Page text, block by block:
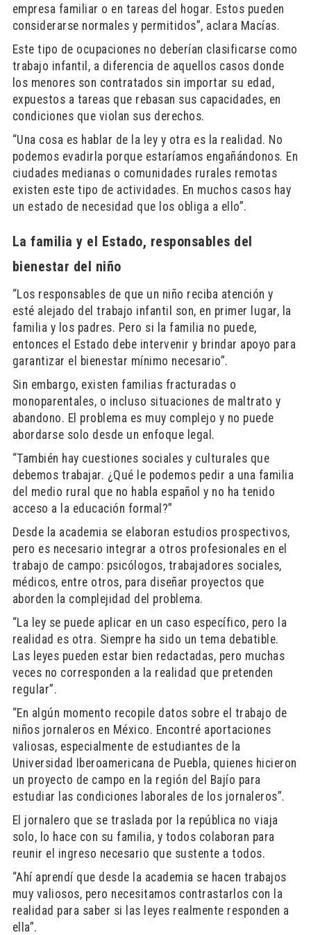
empresa familiar o en tareas del hogar. Estos pueden
considerarse normales y permitidos”, aclara Macías.
Este tipo de ocupaciones no deberían clasificarse como
trabajo infantil, a diferencia de aquellos casos donde
los menores son contratados sin importar su edad,
expuestos a tareas que rebasan sus capacidades, en
condiciones que violan sus derechos.
“Una cosa es hablar de la ley y otra es la realidad. No
podemos evadirla porque estaríamos engañándonos. En
ciudades medianas o comunidades rurales remotas
existen este tipo de actividades. En muchos casos hay
un estado de necesidad que los obliga a ello”.
La familia y el Estado, responsables del
bienestar del niño
“Los responsables de que un niño reciba atención y
esté alejado del trabajo infantil son, en primer lugar, la
familia y los padres. Pero si la familia no puede,
entonces el Estado debe intervenir y brindar apoyo para
garantizar el bienestar mínimo necesario”.
Sin embargo, existen familias fracturadas o
monoparentales, o incluso situaciones de maltrato y
abandono. El problema es muy complejo y no puede
abordarse solo desde un enfoque legal.
“También hay cuestiones sociales y culturales que
debemos trabajar. ¿Qué le podemos pedir a una familia
del medio rural que no habla español y no ha tenido
acceso a la educación formal?”
Desde la academia se elaboran estudios prospectivos,
pero es necesario integrar a otros profesionales en el
trabajo de campo: psicólogos, trabajadores sociales,
médicos, entre otros, para diseñar proyectos que
aborden la complejidad del problema.
“La ley se puede aplicar en un caso específico, pero la
realidad es otra. Siempre ha sido un tema debatible.
Las leyes pueden estar bien redactadas, pero muchas
veces no corresponden a la realidad que pretenden
regular”.
“En algún momento recopile datos sobre el trabajo de
niños jornaleros en México. Encontré aportaciones
valiosas, especialmente de estudiantes de la
Universidad Iberoamericana de Puebla, quienes hicieron
un proyecto de campo en la región del Bajío para
estudiar las condiciones laborales de los jornaleros”.
El jornalero que se traslada por la república no viaja
solo, lo hace con su familia, y todos colaboran para
reunir el ingreso necesario que sustente a todos.
“Ahí aprendí que desde la academia se hacen trabajos
muy valiosos, pero necesitamos contrastarlos con la
realidad para saber si las leyes realmente responden a
ella”.